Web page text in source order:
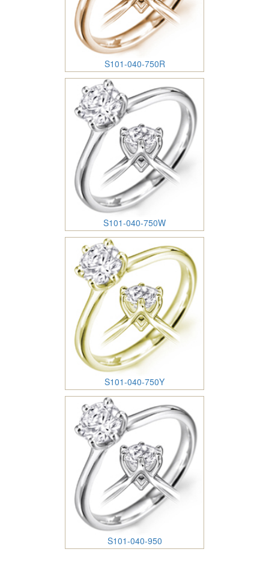
S101-040-750R
S101-040-750W
S101-040-750Y
S101-040-950